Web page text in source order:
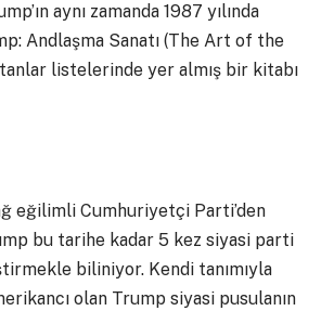
aynı zamanda 1987 yılında
Andlaşma Sanatı (The Art of the
listelerinde yer almış bir kitabı
eğilimli Cumhuriyetçi Parti’den
bu tarihe kadar 5 kez siyasi parti
biliniyor. Kendi tanımıyla
olan Trump siyasi pusulanın